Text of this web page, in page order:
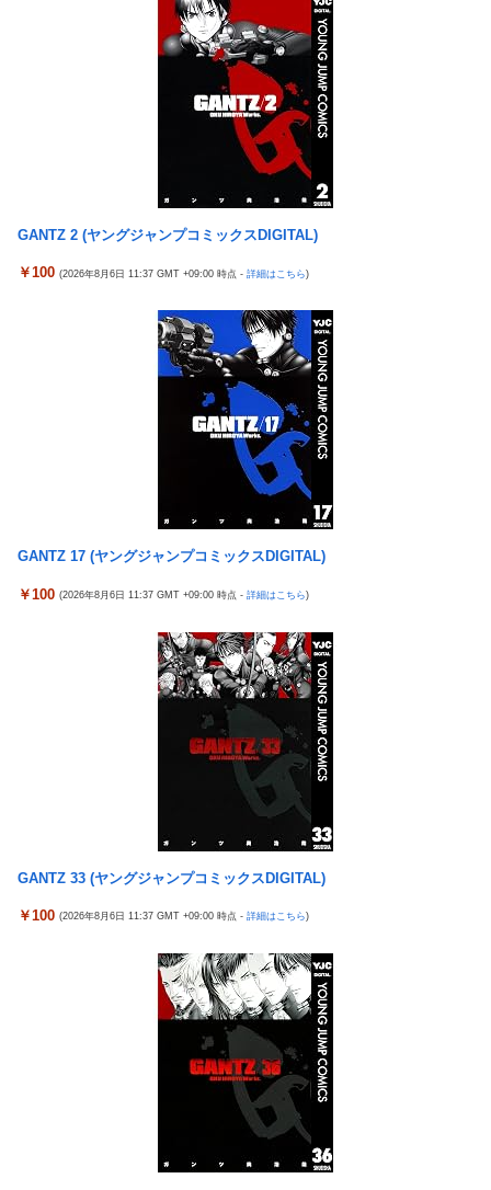
世界初の超伝導量子熱機関…燃料もピストンもない量子エンジン
指摘に部下怒り 「あなたは失格です」。上司は泣いて辞職
【悲報】若年男性が自信喪失してしまった原因が判明 → ………
【画像あり】タイミーで行った会社に「直雇用のバイト」で行っ
（ ´_ゝ`） 蓮舫さん、ｘに投稿された被災地視察の高市首相の写
真を猛批判「掲載するのを止める人は誰もいなかったのか」「あ
まりにも愕然としていま...
【辺野古転覆】同志社国際高の説明、嘘だらけだった…ヘリ基地
【エヴァンゲリオン】 セガ「アヤナミレイ（仮称）‐プラグスー
ツVer.」プライズフィギュア【彩色原型公開】
【日向坂46】 下着姿のかほりん、大丈夫かこれ…
【FF16】 「ファイナルファンタジー16」発売日が6/22に決定＆
最新PV公開！思ったより発売早い…もう半年後か！
彼氏にバレるかもしれない背徳感
【朗報】 ほの暮らしの庭、100時間遊べてストーリーも面白いス
タバレの上位互換だとまじで好評
【朗報】 消費減税、閣議決定 来年4月から2年間1％に
【NBA】サンズのディロン・ブルックスが、チームと3年73milで
Spotify最近入れたんだけどこんなに無料で曲聴けるとは思って
【画像】福岡、こんなのが普通に走ってるｗｗｗｗｗｗｗｗｗｗ
【画像】 JCさん、整体マッサージ中におっ〇い丸見え放送事
故！オカズにされてシコられまくるｗｗｗ
RPG「たまにロボキャラ居る」←まぁわかる「回復魔法でロボキ
ペッチ、GLORY退団
ない」原因は夏の風物詩だった
町の弁当屋「申し訳ないが消費税1%になったらその分商品代を値
【動画】名古屋栄で不良外人が警察官を突き飛ばす。逮捕しろや
医者「麻酔かけますよー」 わい(全身麻酔に耐えて見せる！うお
【ポケモンGO】リモート交換って 大半が交換レート合わせない
突進してきた牛を跳び越えたら、牛が固まって動かなくなった闘
牛場の映像【海外の反応】
妊婦の田中みな実が背中横乳出した大胆露出衣装で登場
【ポケモンGO】リモート交換って 大半が交換レート合わせない
GANTZ 2 (ヤングジャンプコミックスDIGITAL)
￥100 (2026年8月6日 11:37 GMT +09:00 時点 - 詳細はこちら)
GANTZ 17 (ヤングジャンプコミックスDIGITAL)
￥100 (2026年8月6日 11:37 GMT +09:00 時点 - 詳細はこちら)
GANTZ 33 (ヤングジャンプコミックスDIGITAL)
￥100 (2026年8月6日 11:37 GMT +09:00 時点 - 詳細はこちら)